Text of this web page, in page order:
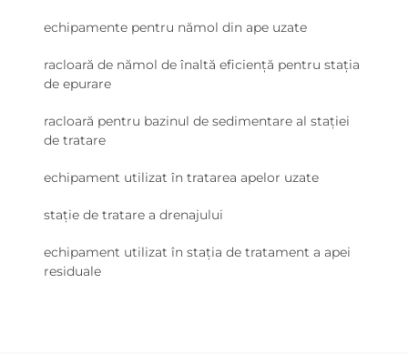
echipamente pentru nămol din ape uzate
racloară de nămol de înaltă eficiență pentru stația
de epurare
racloară pentru bazinul de sedimentare al stației
de tratare
echipament utilizat în tratarea apelor uzate
stație de tratare a drenajului
echipament utilizat în stația de tratament a apei
residuale